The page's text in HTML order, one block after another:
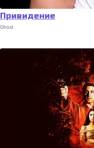
Привидение
Ghost